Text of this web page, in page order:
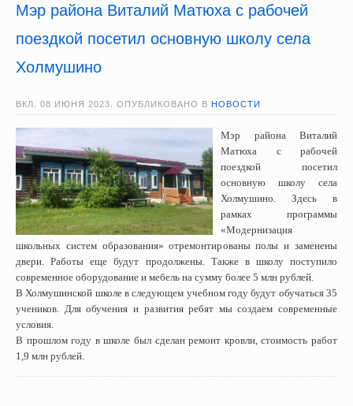
Мэр района Виталий Матюха с рабочей
поездкой посетил основную школу села
Холмушино
ВКЛ. 08 ИЮНЯ 2023 . ОПУБЛИКОВАНО В НОВОСТИ
Мэр района Виталий
Матюха с рабочей
поездкой посетил
основную школу села
Холмушино. Здесь в
рамках программы
«Модернизация
школьных систем образования» отремонтированы полы и заменены
двери. Работы еще будут продолжены. Также в школу поступило
современное оборудование и мебель на сумму более 5 млн рублей.
В Холмушинской школе в следующем учебном году будут обучаться 35
учеников. Для обучения и развития ребят мы создаем современные
условия.
В прошлом году в школе был сделан ремонт кровли, стоимость работ
1,9 млн рублей.